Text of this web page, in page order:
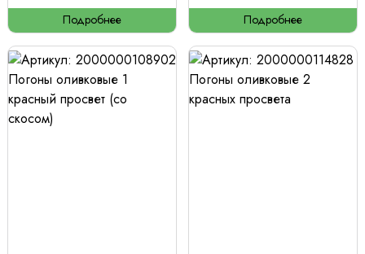
Подробнее Подробнее